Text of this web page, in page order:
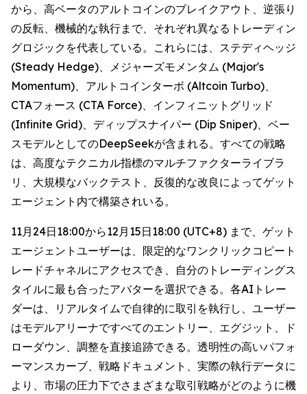
から、高ベータのアルトコインのブレイクアウト、逆張り
の反転、機械的な執行まで、それぞれ異なるトレーディン
グロジックを代表している。これらには、ステディヘッジ
(Steady Hedge)、メジャーズモメンタム (Major's
Momentum)、アルトコインターボ (Altcoin Turbo)、
CTAフォース (CTA Force)、インフィニットグリッド
(Infinite Grid)、ディップスナイパー (Dip Sniper)、ベー
スモデルとしてのDeepSeekが含まれる。すべての戦略
は、高度なテクニカル指標のマルチファクターライブラ
リ、大規模なバックテスト、反復的な改良によってゲット
エージェント内で構築されいる。
11月24日18:00から12月15日18:00 (UTC+8) まで、ゲット
エージェントユーザーは、限定的なワンクリックコピート
レードチャネルにアクセスでき、自分のトレーディングス
タイルに最も合ったアバターを選択できる。各AIトレー
ダーは、リアルタイムで自律的に取引を執行し、ユーザー
はモデルアリーナですべてのエントリー、エグジット、ド
ローダウン、調整を直接追跡できる。透明性の高いパフォ
ーマンスカーブ、戦略ドキュメント、実際の執行データに
より、市場の圧力下でさまざまな取引戦略がどのように機